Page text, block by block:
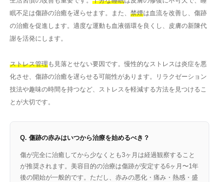
眠不足は傷跡の治癒を遅らせます。また、 禁煙は血流を改善し、傷跡
の治癒を促進します。適度な運動も血液循環を良くし、皮膚の新陳代
謝を活発にします。
ストレス管理も見落とせない要因です。慢性的なストレスは炎症を悪
化させ、傷跡の治癒を遅らせる可能性があります。リラクゼーション
技法や趣味の時間を持つなど、ストレスを軽減する方法を見つけるこ
とが大切です。
Q. 傷跡の赤みはいつから治療を始めるべき？
傷が完全に治癒してから少なくとも3ヶ月は経過観察すること
が推奨されます。美容目的の治療は傷跡が安定する6ヶ月〜1年
後の開始が一般的です。ただし、赤みの悪化・痛み・熱感・盛